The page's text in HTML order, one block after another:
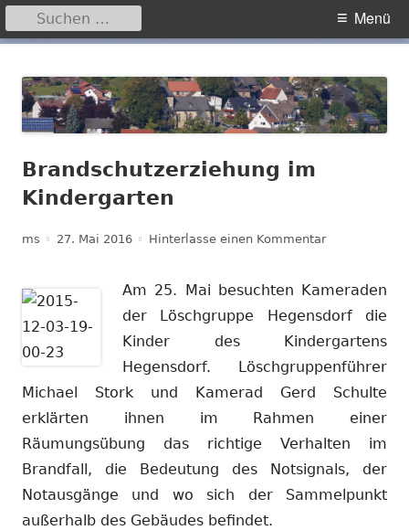
zum
Inhalt
Primäres
Menü
Suchen
nach:
Brandschutzerziehung im
Kindergarten
Autor
ms Veröffentlicht
27. Mai 2016 Hinterlasse einen Kommentarzu
Am 25. Mai besuchten Kameraden
der Löschgruppe Hegensdorf die
Kinder des Kindergartens
Hegensdorf. Löschgruppenführer
Michael Stork und Kamerad Gerd Schulte
erklärten ihnen im Rahmen einer
Räumungsübung das richtige Verhalten im
Brandfall, die Bedeutung des Notsignals, der
Notausgänge und wo sich der Sammelpunkt
außerhalb des Gebäudes befindet.